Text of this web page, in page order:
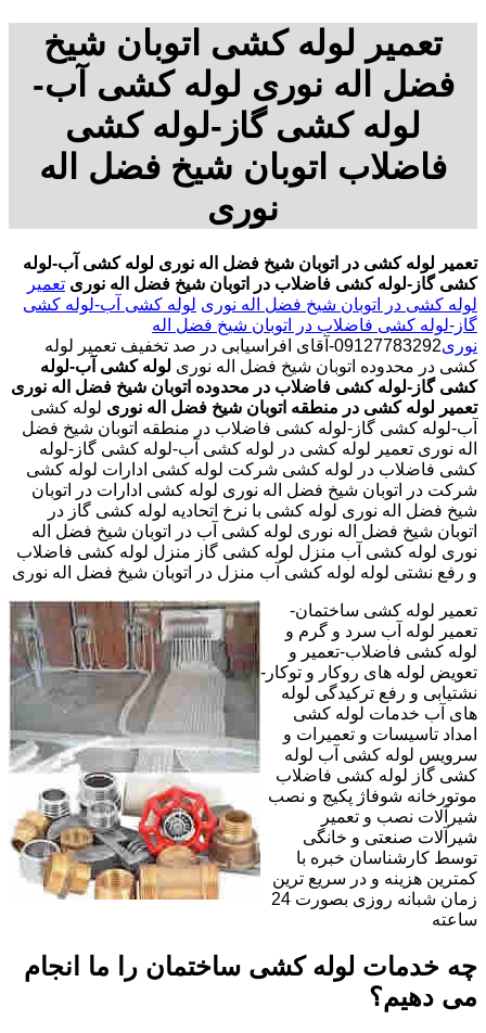
تعمیر لوله کشی اتوبان شیخ
فضل اله نوری لوله کشی آب-
لوله کشی گاز-لوله کشی
فاضلاب اتوبان شیخ فضل اله
نوری
تعمیر لوله کشی در اتوبان شیخ فضل اله نوری لوله کشی آب-لوله
کشی گاز-لوله کشی فاضلاب در اتوبان شیخ فضل اله نوری تعمیر
لوله کشی در اتوبان شیخ فضل اله نوری لوله کشی آب-لوله کشی
گاز-لوله کشی فاضلاب در اتوبان شیخ فضل اله
نوری
09127783292-آقای افراسیابی در صد تخفیف تعمیر لوله
کشی در محدوده اتوبان شیخ فضل اله نوری لوله کشی آب-لوله
کشی گاز-لوله کشی فاضلاب در محدوده اتوبان شیخ فضل اله نوری
تعمیر لوله کشی در منطقه اتوبان شیخ فضل اله نوری لوله کشی
آب-لوله کشی گاز-لوله کشی فاضلاب در منطقه اتوبان شیخ فضل
اله نوری تعمیر لوله کشی در لوله کشی آب-لوله کشی گاز-لوله
کشی فاضلاب در لوله کشی شرکت لوله کشی ادارات لوله کشی
شرکت در اتوبان شیخ فضل اله نوری لوله کشی ادارات در اتوبان
شیخ فضل اله نوری لوله کشی با نرخ اتحادیه لوله کشی گاز در
اتوبان شیخ فضل اله نوری لوله کشی آب در اتوبان شیخ فضل اله
نوری لوله کشی آب منزل لوله کشی گاز منزل لوله کشی فاضلاب
و رفع نشتی لوله لوله کشی آب منزل در اتوبان شیخ فضل اله نوری
تعمیر لوله کشی ساختمان-
تعمیر لوله آب سرد و گرم و
لوله کشی فاضلاب-تعمیر و
تعویض لوله های روکار و توکار-
نشتیابی و رفع ترکیدگی لوله
های آب خدمات لوله کشی
امداد تاسیسات و تعمیرات و
سرویس لوله کشی آب لوله
کشی گاز لوله کشی فاضلاب
موتورخانه شوفاژ پکیج و نصب
شیرآلات نصب و تعمیر
شیرآلات صنعتی و خانگی
توسط کارشناسان خبره با
کمترین هزینه و در سریع ترین
زمان شبانه روزی بصورت 24
ساعته
چه خدمات لوله کشی ساختمان را ما انجام
می دهیم؟